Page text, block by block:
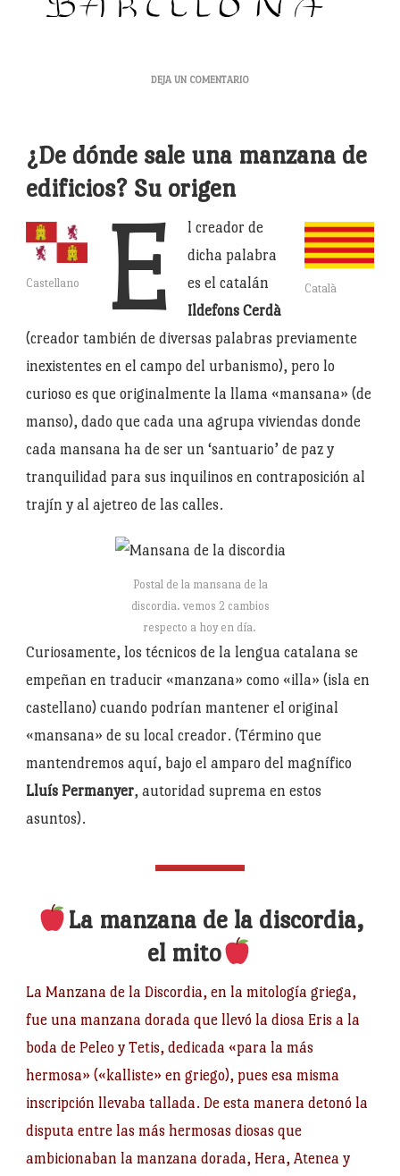
DEJA UN COMENTARIOEN
LA
DE
BARCELONA
¿De dónde sale una manzana de
edificios? Su origen
Castellano Català
E
l creador de
dicha palabra
es el catalán
Ildefons Cerdà
(creador también de diversas palabras previamente
inexistentes en el campo del urbanismo), pero lo
curioso es que originalmente la llama «mansana» (de
manso), dado que cada una agrupa viviendas donde
cada mansana ha de ser un ‘santuario’ de paz y
tranquilidad para sus inquilinos en contraposición al
trajín y al ajetreo de las calles.
Postal de la mansana de la
discordia. vemos 2 cambios
respecto a hoy en día.
Curiosamente, los técnicos de la lengua catalana se
empeñan en traducir «manzana» como «illa» (isla en
castellano) cuando podrían mantener el original
«mansana» de su local creador. (Término que
mantendremos aquí, bajo el amparo del magnífico
Lluís Permanyer, autoridad suprema en estos
asuntos).
La manzana de la discordia,
el mito
La Manzana de la Discordia, en la mitología griega,
fue una manzana dorada que llevó la diosa Eris a la
boda de Peleo y Tetis, dedicada «para la más
hermosa» («kalliste» en griego), pues esa misma
inscripción llevaba tallada. De esta manera detonó la
disputa entre las más hermosas diosas que
ambicionaban la manzana dorada, Hera, Atenea y